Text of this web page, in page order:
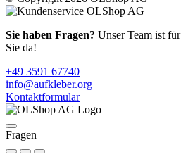
Sie haben Fragen? Unser Team ist für
Sie da!
+49 3591 67740
info@aufkleber.org
Kontaktformular
Fragen